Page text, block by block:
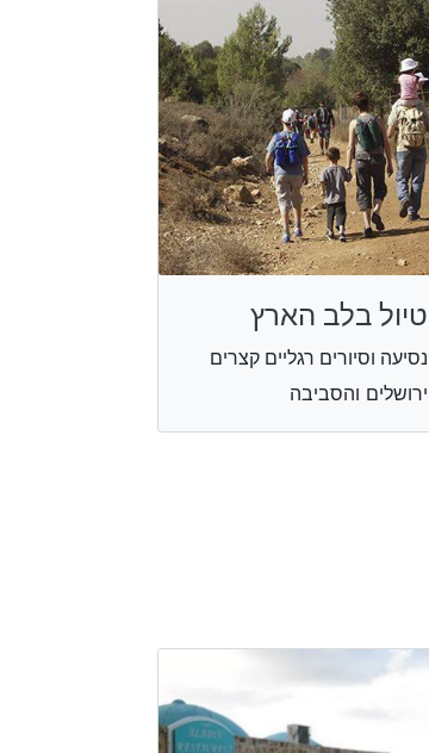
טיול בלב הארץ
נסיעה וסיורים רגליים קצרים
ירושלים והסביבה